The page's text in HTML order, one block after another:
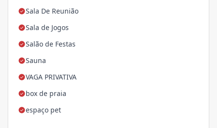
Sala De Reunião
Sala de Jogos
Salão de Festas
Sauna
VAGA PRIVATIVA
box de praia
espaço pet